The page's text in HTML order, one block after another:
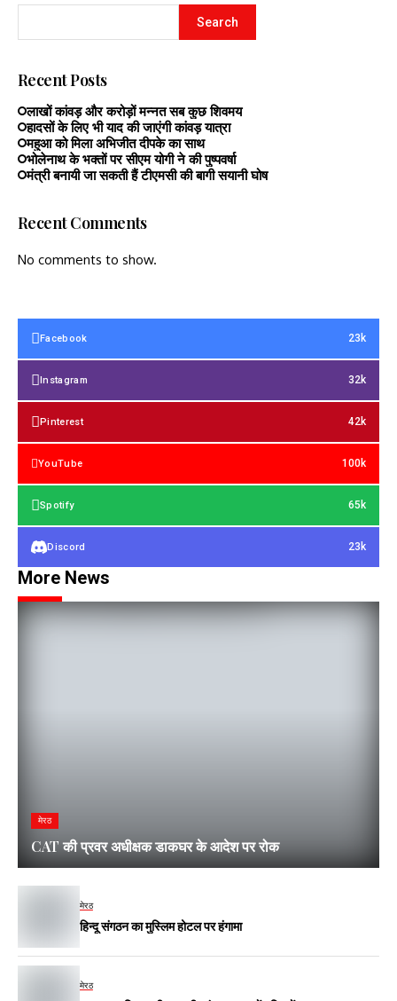
Search
Recent Posts
लाखों कांवड़ और करोड़ों मन्नत सब कुछ शिवमय
हादसों के लिए भी याद की जाएंगी कांवड़ यात्रा
महुआ को मिला अभिजीत दीपके का साथ
भोलेनाथ के भक्तों पर सीएम योगी ने की पुष्पवर्षा
मंत्री बनायी जा सकती हैं टीएमसी की बागी सयानी घोष
Recent Comments
No comments to show.
Facebook 23k
Instagram 32k
Pinterest 42k
YouTube 100k
Spotify 65k
Discord 23k
More News
मेरठ
CAT की प्रवर अधीक्षक डाकघर के आदेश पर रोक
मेरठ
हिन्दू संगठन का मुस्लिम होटल पर हंगामा
मेरठ